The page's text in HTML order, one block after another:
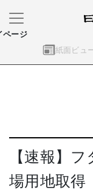
紙面ビュ
ページ
【速報】
場用地取得